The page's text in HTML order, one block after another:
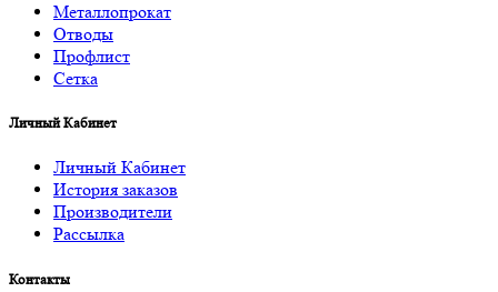
Металлопрокат
Отводы
Профлист
Сетка
Личный Кабинет
Личный Кабинет
История заказов
Производители
Рассылка
Контакты